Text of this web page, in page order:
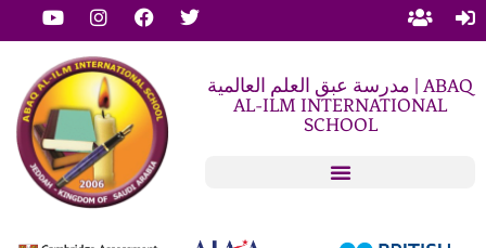
مدرسة عبق العلم العالمية | ABAQ
AL-ILM INTERNATIONAL
SCHOOL